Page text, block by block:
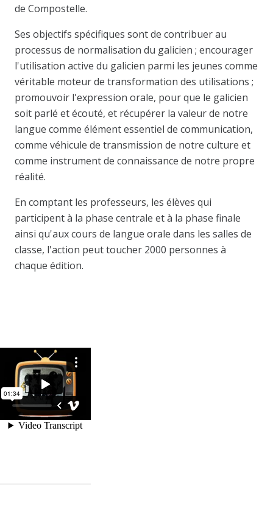
de Compostelle.
Ses objectifs spécifiques sont de contribuer au
processus de normalisation du galicien ; encourager
l'utilisation active du galicien parmi les jeunes comme
véritable moteur de transformation des utilisations ;
promouvoir l'expression orale, pour que le galicien
soit parlé et écouté, et récupérer la valeur de notre
langue comme élément essentiel de communication,
comme véhicule de transmission de notre culture et
comme instrument de connaissance de notre propre
réalité.
En comptant les professeurs, les élèves qui
participent à la phase centrale et à la phase finale
ainsi qu'aux cours de langue orale dans les salles de
classe, l'action peut toucher 2000 personnes à
chaque édition.